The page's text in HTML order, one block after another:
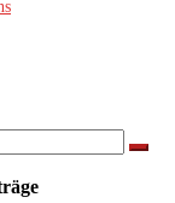
Suche